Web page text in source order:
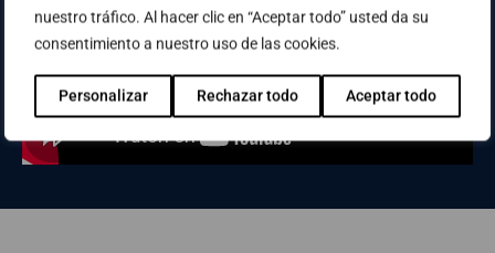
nuestro tráfico. Al hacer clic en “Aceptar todo” usted da su
consentimiento a nuestro uso de las cookies.
Personalizar Rechazar todo Aceptar todo